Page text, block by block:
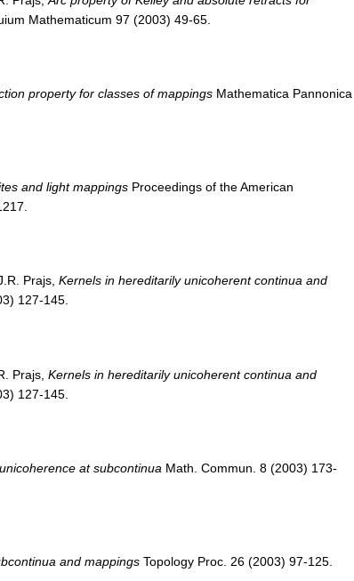
Mathematicum 97 (2003) 49-65.
property for classes of mappings Mathematica Pannonica
and light mappings Proceedings of the American
Prajs, Kernels in hereditarily unicoherent continua and
127-145.
Prajs, Kernels in hereditarily unicoherent continua and
127-145.
at subcontinua Math. Commun. 8 (2003) 173-
and mappings Topology Proc. 26 (2003) 97-125.